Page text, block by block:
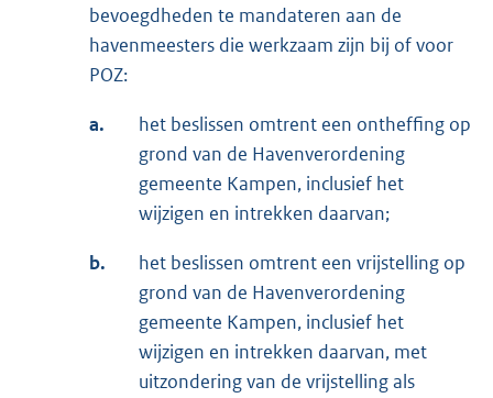
bevoegdheden te mandateren aan de
havenmeesters die werkzaam zijn bij of voor
POZ:
a.
het beslissen omtrent een ontheffing op
grond van de Havenverordening
gemeente Kampen, inclusief het
wijzigen en intrekken daarvan;
b.
het beslissen omtrent een vrijstelling op
grond van de Havenverordening
gemeente Kampen, inclusief het
wijzigen en intrekken daarvan, met
uitzondering van de vrijstelling als